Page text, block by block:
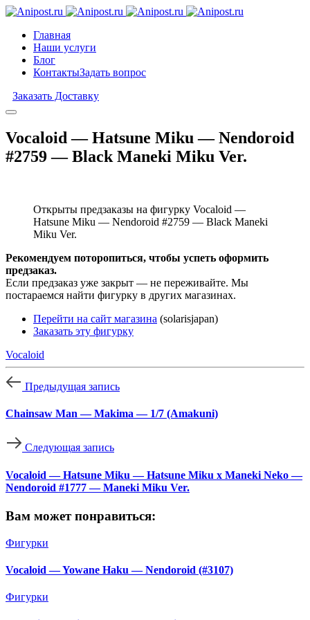
Главная
Наши услуги
Блог
КонтактыЗадать вопрос
Заказать Доставку
Vocaloid — Hatsune Miku — Nendoroid
#2759 — Black Maneki Miku Ver.
Открыты предзаказы на фигурку Vocaloid —
Hatsune Miku — Nendoroid #2759 — Black Maneki
Miku Ver.
Рекомендуем поторопиться, чтобы успеть оформить
предзаказ.
Если предзаказ уже закрыт — не переживайте. Мы
постараемся найти фигурку в других магазинах.
Перейти на сайт магазина (solarisjapan)
Заказать эту фигурку
Vocaloid
Предыдущая запись
Chainsaw Man — Makima — 1/7 (Amakuni)
Следующая запись
Vocaloid — Hatsune Miku — Hatsune Miku x Maneki Neko —
Nendoroid #1777 — Maneki Miku Ver.
Вам может понравиться:
Фигурки
Vocaloid — Yowane Haku — Nendoroid (#3107)
Фигурки